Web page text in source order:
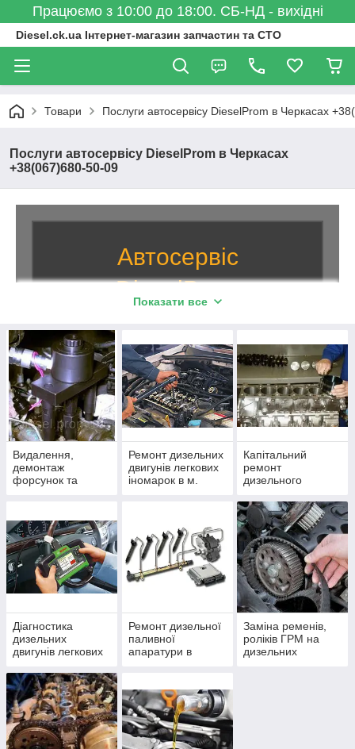
Працюємо з 10:00 до 18:00. СБ-НД - вихідні
Diesel.ck.ua Інтернет-магазин запчастин та СТО
Товари Послуги автосервісу DieselProm в Черкасах
Послуги автосервісу DieselProm в Черкасах
+38(067)680-50-09
Автосервіс
DieselProm
працюємо для Вас
На всі види послуг передбачена
гарантія ―1 рік
Діагностика, ремонт, технічне обслуговування
дизельних автомобілів в Черкасах. Саме
передове обладнання, професійний
бонуси і подарунки для кожного клієнта.
Всі послуги
Наші послуги
Показати все
Видалення,
демонтаж
форсунок та
Ремонт дизельних
двигунів легкових
іномарок в м.
Капітальний
ремонт
дизельного
іномарок в
Черкасах
Діагностика
дизельних
двигунів легкових
Ремонт дизельної
паливної
апаратури в
Заміна ременів,
роліків ГРМ на
дизельних